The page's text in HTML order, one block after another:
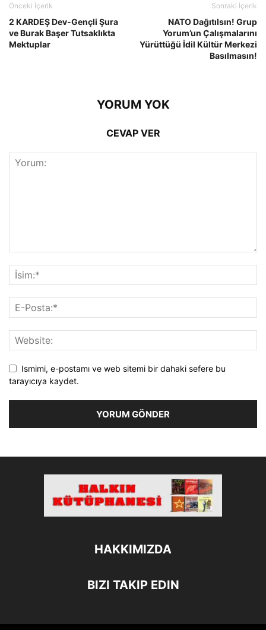
Önceki İçerik
2 KARDEŞ Dev-Gençli Şura
ve Burak Başer Tutsaklıkta
Mektuplar
Sonraki İçerik
NATO Dağıtılsın! Grup
Yorum’un Çalışmalarını
Yürüttüğü İdil Kültür Merkezi
Basılmasın!
YORUM YOK
CEVAP VER
Ismimi, e-postamı ve web sitemi bir dahaki sefere bu
tarayıcıya kaydet.
HAKKIMIZDA
BIZI TAKIP EDIN